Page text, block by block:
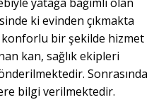
yatağa bağımlı olan
ki evinden çıkmakta
konforlu bir şekilde hizmet
kan, sağlık ekipleri
Sonrasında
bilgi verilmektedir.